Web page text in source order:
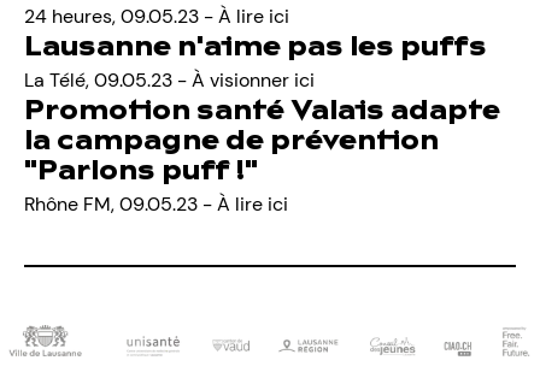
24 heures, 09.05.23 -À lire ici
Lausanne n'aime pas les puffs
La Télé, 09.05.23 -À visionner ici
Promotion santé Valais adapte
la campagne de prévention
"Parlons puff !"
Rhône FM, 09.05.23 -À lire ici